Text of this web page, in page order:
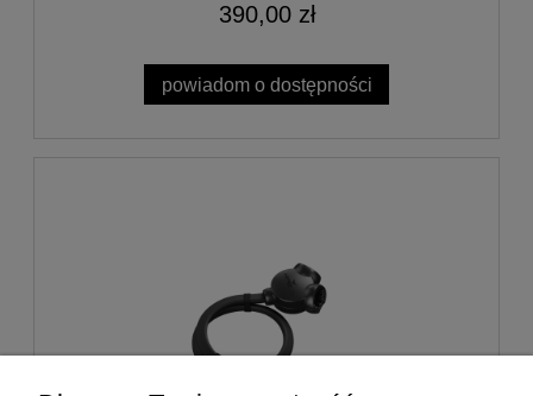
390,00 zł
powiadom o dostępności